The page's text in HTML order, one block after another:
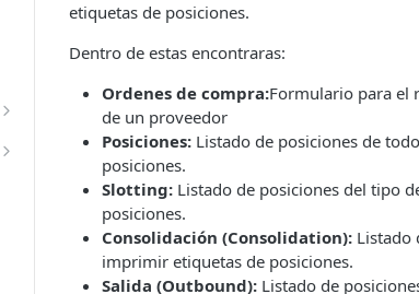
etiquetas de posiciones.
Dentro de estas encontraras:
Ordenes de compra:Formulario para el
de un proveedor
Posiciones: Listado de posiciones de
posiciones.
Slotting: Listado de posiciones del tipo
posiciones.
Consolidación (Consolidation): Listado
imprimir etiquetas de posiciones.
Salida (Outbound): Listado de